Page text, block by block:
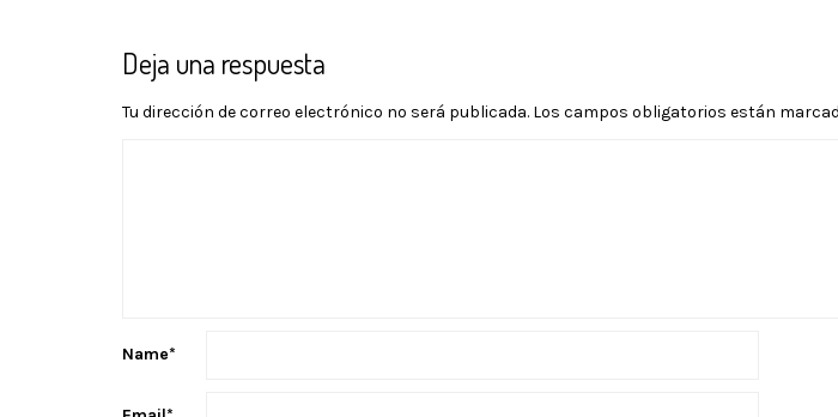
Deja una respuesta
Tu dirección de correo electrónico no será publicada. Los campos obligatorios están
Name*